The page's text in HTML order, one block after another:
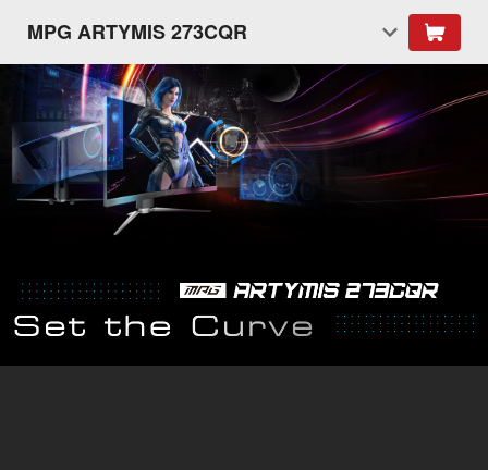
MPG ARTYMIS 273CQR